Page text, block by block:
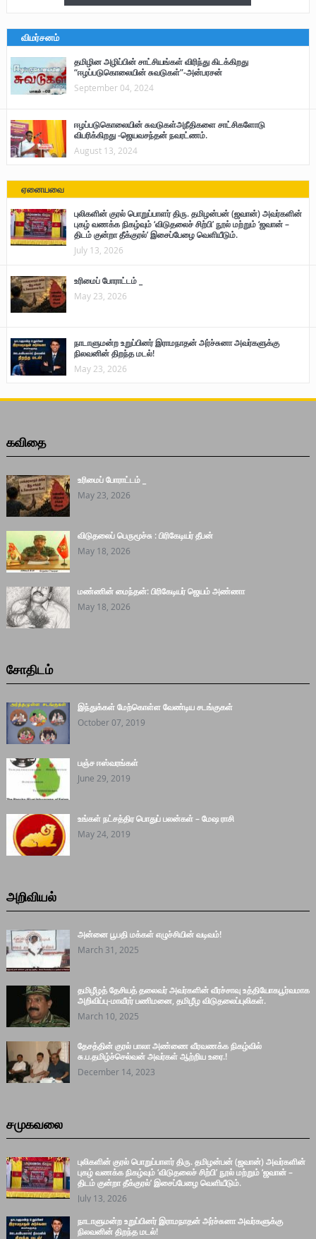
விமர்சனம்
தமிழின அழிப்பின் சாட்சியங்கள் விரிந்து கிடக்கிறது
“ஈழப்படுகொலையின் சுவடுகள்”-அன்பரசன்
September 04, 2024
ஈழப்படுகொலையின் சுவடுகள்அநீதிகளை சாட்சிகளோடு
விபரிக்கிறது -ஜெயவசந்தன் நவரட்ணம்.
August 13, 2024
ஏனையவை
புலிகளின் குரல் பொறுப்பாளர் திரு. தமிழன்பன் (ஜவான்) அவர்களின்
புகழ் வணக்க நிகழ்வும் ‘விடுதலைச் சிற்பி’ நூல் மற்றும் ‘ஜவான் –
திடம் குன்றா தீக்குரல்’ இசைப்பேழை வெளியீடும்.
July 13, 2026
உரிமைப் போராட்டம் _
May 23, 2026
நாடாளுமன்ற உறுப்பினர் இராமநாதன் அர்ச்சுனா அவர்களுக்கு
நிலவனின் திறந்த மடல்!
May 23, 2026
கவிதை
உரிமைப் போராட்டம் _
May 23, 2026
விடுதலைப் பெருமூச்சு : பிரிகேடியர் தீபன்
May 18, 2026
மண்ணின் மைந்தன்: பிரிகேடியர் ஜெயம் அண்ணா
May 18, 2026
சோதிடம்
இந்துக்கள் மேற்கொள்ள வேண்டிய சடங்குகள்
October 07, 2019
பஞ்ச ஈஸ்வரங்கள்
June 29, 2019
உங்கள் நட்சத்திர பொதுப் பலன்கள் – மேஷ ராசி
May 24, 2019
அறிவியல்
அன்னை பூபதி மக்கள் எழுச்சியின் வடிவம்!
March 31, 2025
தமிழீழத் தேசியத் தலைவர் அவர்களின் வீரச்சாவு உத்தியோகபூர்வமாக
அறிவிப்பு-மாவீரர் பணிமனை, தமிழீழ விடுதலைப்புலிகள்.
March 10, 2025
தேசத்தின் குரல் பாலா அண்ணை வீரவணக்க நிகழ்வில்
சு.ப.தமிழ்ச்செல்வன் அவர்கள் ஆற்றிய உரை.!
December 14, 2023
சமுகவலை
புலிகளின் குரல் பொறுப்பாளர் திரு. தமிழன்பன் (ஜவான்) அவர்களின்
புகழ் வணக்க நிகழ்வும் ‘விடுதலைச் சிற்பி’ நூல் மற்றும் ‘ஜவான் –
திடம் குன்றா தீக்குரல்’ இசைப்பேழை வெளியீடும்.
July 13, 2026
நாடாளுமன்ற உறுப்பினர் இராமநாதன் அர்ச்சுனா அவர்களுக்கு
நிலவனின் திறந்த மடல்!